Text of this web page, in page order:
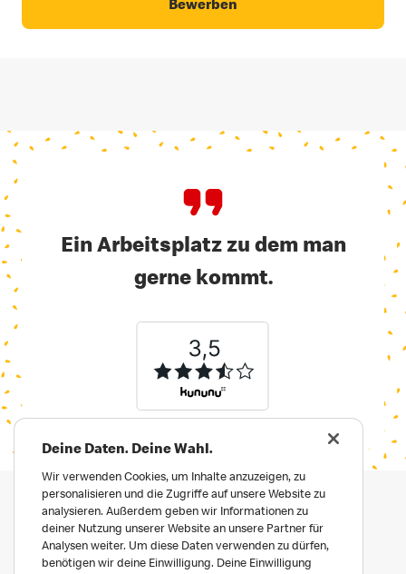
Ein Arbeitsplatz zu dem man
gerne kommt.
Deine Daten. Deine Wahl.
Wir verwenden Cookies, um Inhalte anzuzeigen, zu
personalisieren und die Zugriffe auf unsere Website zu
analysieren. Außerdem geben wir Informationen zu
deiner Nutzung unserer Website an unsere Partner für
Analysen weiter. Um diese Daten verwenden zu dürfen,
benötigen wir deine Einwilligung. Deine Einwilligung